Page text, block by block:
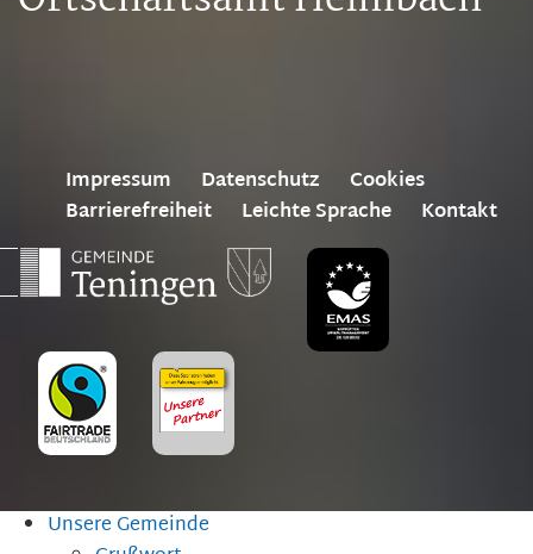
Impressum Datenschutz
Cookies
Barrierefreiheit
Leichte Sprache Kontakt
Unsere Gemeinde